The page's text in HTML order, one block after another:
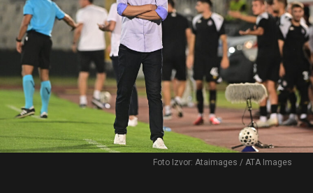
Foto Izvor: Ataimages / ATA Images